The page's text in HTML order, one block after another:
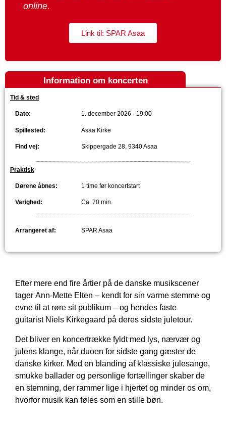
Efter mere end fire årtier på de danske musikscener
tager Ann-Mette Elten – kendt for sin varme stemme og
evne til at røre sit publikum – og hendes faste
guitarist Niels Kirkegaard på deres sidste juletour.
Det bliver en koncertrække fyldt med lys, nærvær og
julens klange, når duoen for sidste gang gæster de
danske kirker. Med en blanding af klassiske julesange,
smukke ballader og personlige fortællinger skaber de
en stemning, der rammer lige i hjertet og minder os om,
hvorfor musik kan føles som en stille bøn.
online.
Link til: SPAR Asaa
Information om koncerten
Tid & sted
Dato: 1. december 2026 · 19:00
Spillested: Asaa Kirke
Find vej: Skippergade 28, 9340 Asaa
Praktisk
Dørene åbnes: 1 time før koncertstart
Varighed: Ca. 70 min.
Arrangeret af: SPAR Asaa